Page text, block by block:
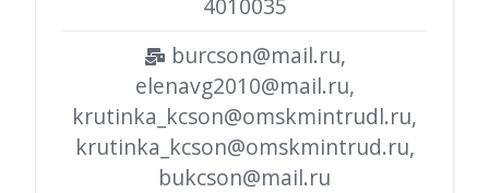
4010035
burcson@mail.ru,
elenavg2010@mail.ru,
krutinka_kcson@omskmintrudl.ru,
krutinka_kcson@omskmintrud.ru,
bukcson@mail.ru